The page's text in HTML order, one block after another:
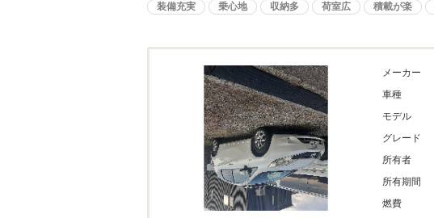
装備充実 乗心地 収納多 荷室広 積載が楽
メーカー
車種
モデル
グレード
所有者
所有期間
燃費